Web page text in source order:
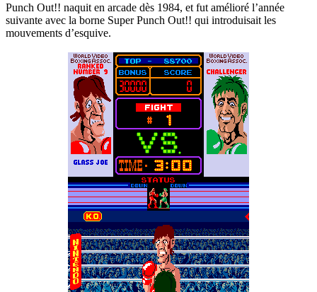
Punch Out!! naquit en arcade dès 1984, et fut amélioré l’année
suivante avec la borne Super Punch Out!! qui introduisait les
mouvements d’esquive.